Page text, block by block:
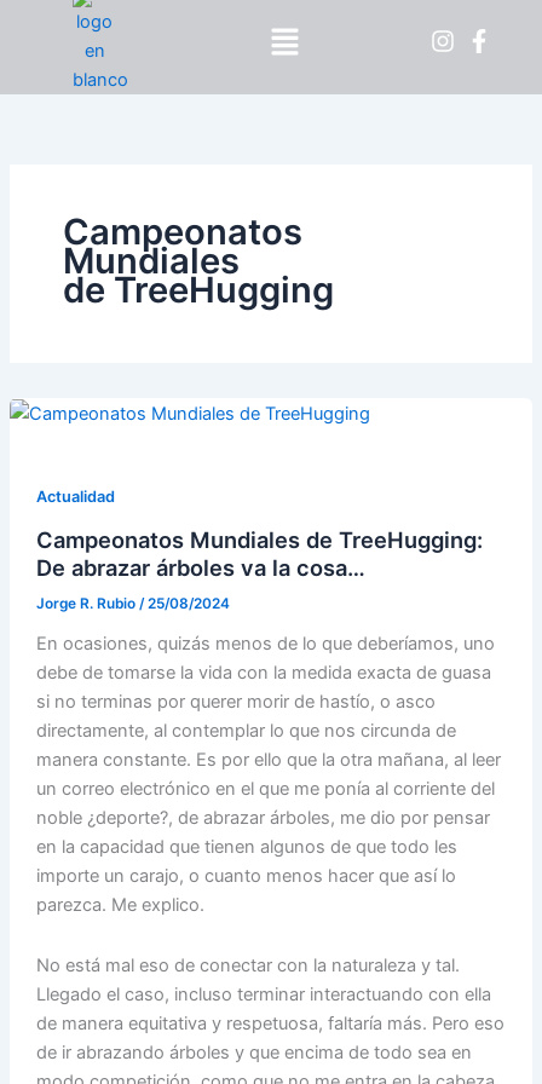
contenido
Menú
Campeonatos
Mundiales
de TreeHugging
Actualidad
Campeonatos Mundiales de TreeHugging:
De abrazar árboles va la cosa…
Jorge R. Rubio /25/08/2024
En ocasiones, quizás menos de lo que deberíamos, uno
debe de tomarse la vida con la medida exacta de guasa
si no terminas por querer morir de hastío, o asco
directamente, al contemplar lo que nos circunda de
manera constante. Es por ello que la otra mañana, al leer
un correo electrónico en el que me ponía al corriente del
noble ¿deporte?, de abrazar árboles, me dio por pensar
en la capacidad que tienen algunos de que todo les
importe un carajo, o cuanto menos hacer que así lo
parezca. Me explico.
No está mal eso de conectar con la naturaleza y tal.
Llegado el caso, incluso terminar interactuando con ella
de manera equitativa y respetuosa, faltaría más. Pero eso
de ir abrazando árboles y que encima de todo sea en